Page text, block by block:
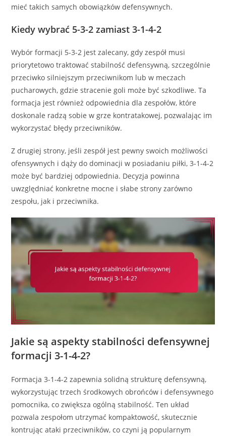
mieć takich samych obowiązków defensywnych.
Kiedy wybrać 5-3-2 zamiast 3-1-4-2
Wybór formacji 5-3-2 jest zalecany, gdy zespół musi
priorytetowo traktować stabilność defensywną, szczególnie
przeciwko silniejszym przeciwnikom lub w meczach
pucharowych, gdzie stracenie goli może być szkodliwe. Ta
formacja jest również odpowiednia dla zespołów, które
doskonale radzą sobie w grze kontratakowej, pozwalając im
wykorzystać błędy przeciwników.
Z drugiej strony, jeśli zespół jest pewny swoich możliwości
ofensywnych i dąży do dominacji w posiadaniu piłki, 3-1-4-2
może być bardziej odpowiednia. Decyzja powinna
uwzględniać konkretne mocne i słabe strony zarówno
zespołu, jak i przeciwnika.
Jakie są aspekty stabilności defensywnej
formacji 3-1-4-2?
Formacja 3-1-4-2 zapewnia solidną strukturę defensywną,
wykorzystując trzech środkowych obrońców i defensywnego
pomocnika, co zwiększa ogólną stabilność. Ten układ
pozwala zespołom utrzymać kompaktowość, skutecznie
kontrując ataki przeciwników, co czyni ją popularnym